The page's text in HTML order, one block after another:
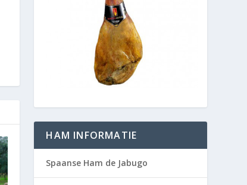
HAM INFORMATIE
Spaanse Ham de Jabugo